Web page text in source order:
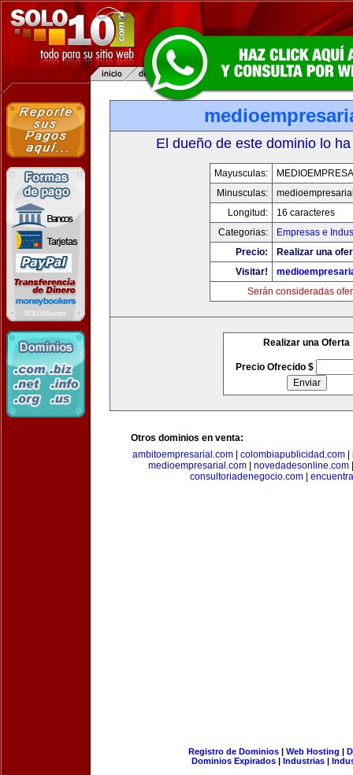
El dueño de este dominio lo
Mayusculas:
Minusculas:
Longitud:
16 caracteres
Categorias:
Empresas e
Precio:
Realizar una
Visitar!
Serán consideradas
Realizar una Oferta
Precio Ofrecido $
Otros dominios en venta:
ambitoempresarial.com| colombiapublicidad.com|
medioempresarial.com| novedadesonline.com
consultoriadenegocio.com|
Registro de Dominios| Web Hosting |
Dominios Expirados | Industrias |